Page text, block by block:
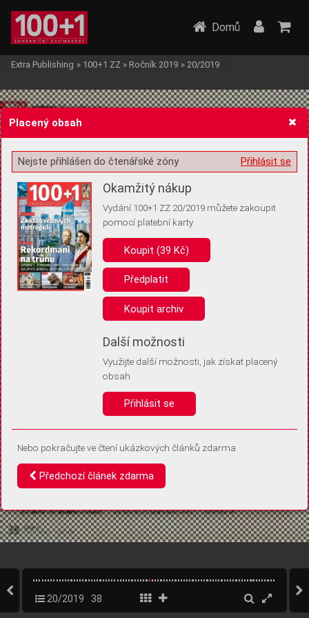
Žádost o souhlas s ukládáním volitelných informací
Pro základní fungování webu nepotřebujeme ukládat žádné informace
(tzv. cookies apod.). Rádi bychom vás ale požádali o souhlas s
uložením volitelných informací:
Anonymní unikátní ID
Díky němu příště poznáme, že se jedná o stejné zařízení, a
Identifikátor je zcela anonymní.
Vaše souhlasy a odmítnutí si ukládáme do vašeho zařízení, abychom se
vás už příště znovu neptali. Můžete je kdykoli později upravit ve Správě
Domů
Extra Publishing » 100+1 ZZ » Ročník 2019 » 20/2019
20/2019 38
Placený obsah
Přihlásit se
Nejste přihlášen do čtenářské zóny
Okamžitý nákup
Vydání 100+1 ZZ 20/2019 můžete zakoupit
pomocí platební karty
Koupit (39 Kč)
Předplatit
Koupit archiv
Další možnosti
Využijte další možnosti, jak získat placený
obsah
Přihlásit se
Nebo pokračujte ve čtení ukázkových článků zdarma
Předchozí článek zdarma